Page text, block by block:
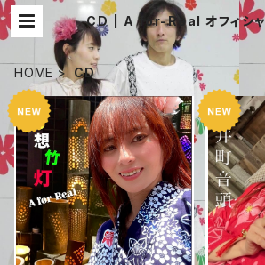
CD | A for-Real オフィシ
サイト
HOME CD